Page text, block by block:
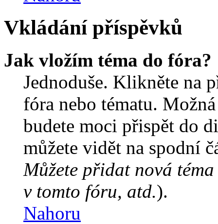
Vkládání příspěvků
Jak vložím téma do fóra?
Jednoduše. Klikněte na
fóra nebo tématu.
budete moci přispět do
můžete vidět na spodní
Můžete přidat nová
v tomto fóru, atd.).
Nahoru